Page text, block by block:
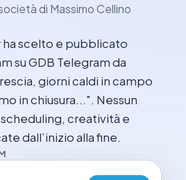
di Massimo Cellino
scelto e pubblicato
su GDB Telegram da
giorni caldi in campo
in chiusura...". Nessun
creatività e
dall’inizio alla fine.